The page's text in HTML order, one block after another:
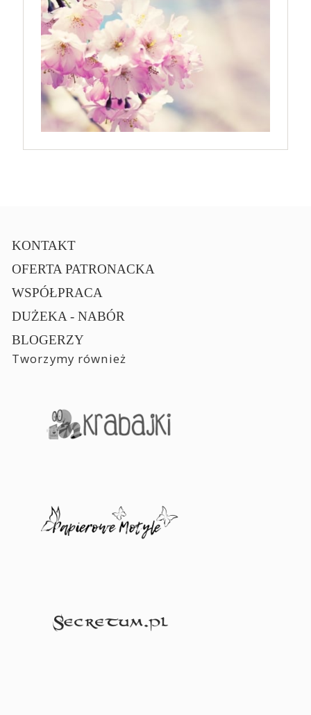
KONTAKT
OFERTA PATRONACKA
WSPÓŁPRACA
DUŻEKA - NABÓR
BLOGERZY
Tworzymy również